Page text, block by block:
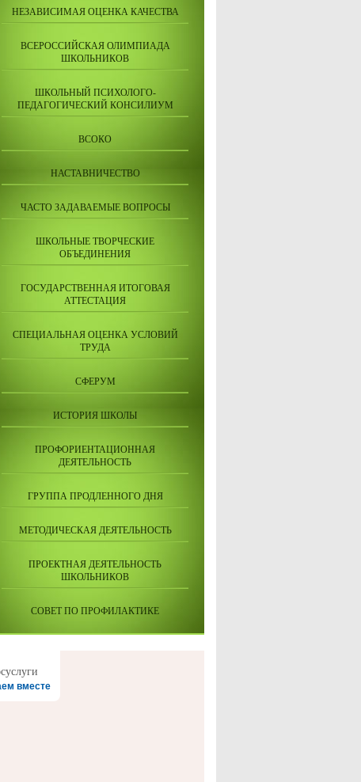
НЕЗАВИСИМАЯ ОЦЕНКА КАЧЕСТВА
ВСЕРОССИЙСКАЯ ОЛИМПИАДА
ШКОЛЬНИКОВ
ШКОЛЬНЫЙ ПСИХОЛОГО-
ПЕДАГОГИЧЕСКИЙ КОНСИЛИУМ
ВСОКО
НАСТАВНИЧЕСТВО
ЧАСТО ЗАДАВАЕМЫЕ ВОПРОСЫ
ШКОЛЬНЫЕ ТВОРЧЕСКИЕ
ОБЪЕДИНЕНИЯ
ГОСУДАРСТВЕННАЯ ИТОГОВАЯ
АТТЕСТАЦИЯ
СПЕЦИАЛЬНАЯ ОЦЕНКА УСЛОВИЙ
ТРУДА
СФЕРУМ
ИСТОРИЯ ШКОЛЫ
ПРОФОРИЕНТАЦИОННАЯ
ДЕЯТЕЛЬНОСТЬ
ГРУППА ПРОДЛЕННОГО ДНЯ
МЕТОДИЧЕСКАЯ ДЕЯТЕЛЬНОСТЬ
ПРОЕКТНАЯ ДЕЯТЕЛЬНОСТЬ
ШКОЛЬНИКОВ
СОВЕТ ПО ПРОФИЛАКТИКЕ
вместе